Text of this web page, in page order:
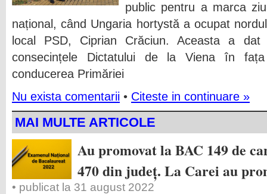
public pentru a marca
național, când Ungaria hortystă a ocupat
local PSD, Ciprian Crăciun. Aceasta a
consecințele Dictatului de la Viena în
conducerea Primăriei
Nu exista comentarii • Citeste in continuare »
MAI MULTE ARTICOLE
Au promovat la BAC 149 de
470 din județ. La Carei au
• publicat la 31 august 2022